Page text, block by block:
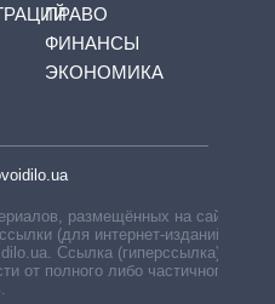
ПРАВО
ФИНАНСЫ
ЭКОНОМИКА
размещённых на сайте,
(для интернет-изданий —
Ссылка (гиперссылка)
от полного либо частичного